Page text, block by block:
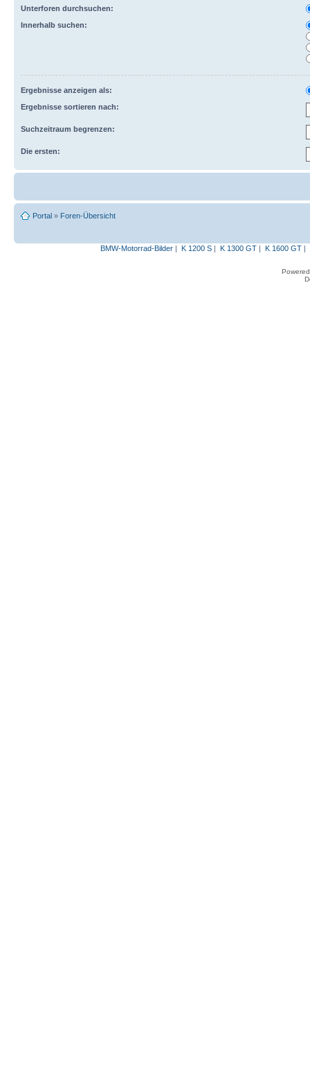
Unterforen durchsuchen:
Innerhalb suchen:
Ergebnisse anzeigen als:
Ergebnisse sortieren nach:
Suchzeitraum begrenzen:
Die ersten:
Portal » Foren-Übersicht
BMW-Motorrad-Bilder| K 1200 S| K 1300 GT| K 1600 GT|